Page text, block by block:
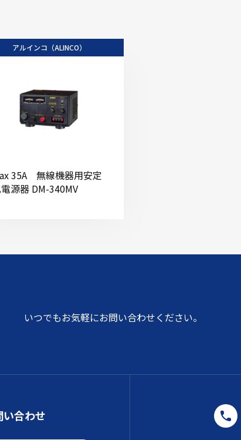
アルインコ（ALINCO）
35A 無線機器用安定
源器 DM-340MV
いつでもお気軽にお問い合わせください。
い合わせ